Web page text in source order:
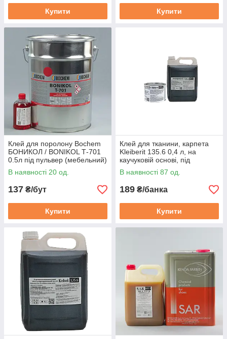
Купити Купити
Клей для поролону Bochem
БОНИКОЛ / BONIKOL Т-701
0.5л під пульвер (мебельний)
В наявності 20 од.
137 ₴/бут
Купити
Клей для тканини, карпета
Kleiberit 135.6 0,4 л, на
каучуковій основі, під
пульвер, меблевий
(Німеччина)
В наявності 87 од.
189 ₴/банка
Купити